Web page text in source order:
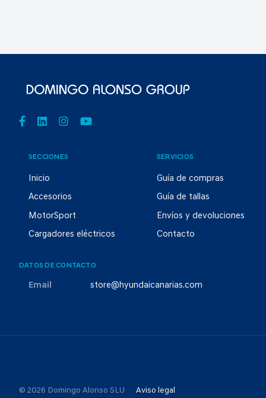
SECCIONES
Inicio
Accesorios
MotorSport
Cargadores eléctricos
SERVICIOS
Guía de compras
Guía de tallas
Envíos y devoluciones
Contacto
DATOS DE CONTACTO
Email store@hyundaicanarias.com
© 2026 Domingo Alonso SLU Aviso legal